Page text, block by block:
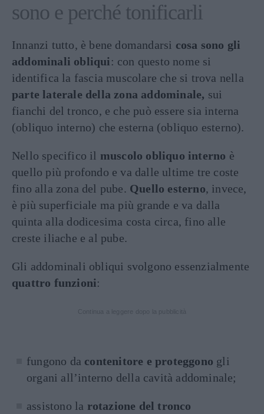
sono e perché tonificarli
Innanzi tutto, è bene domandarsi cosa sono gli
addominali obliqui : con questo nome si
identifica la fascia muscolare che si trova nella
parte laterale della zona addominale, sui
fianchi del tronco, e che può essere sia interna
(obliquo interno) che esterna (obliquo esterno).
Nello specifico il muscolo obliquo interno è
quello più profondo e va dalle ultime tre coste
fino alla zona del pube. Quello esterno, invece,
è più superficiale ma più grande e va dalla
quinta alla dodicesima costa circa, fino alle
creste iliache e al pube.
Gli addominali obliqui svolgono essenzialmente
quattro funzioni:
fungono da contenitore e proteggono gli
organi all’interno della cavità addominale;
assistono la rotazione del tronco